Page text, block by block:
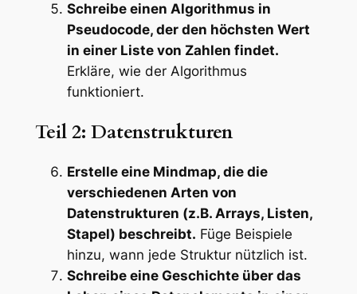
Schreibe einen Algorithmus in
Pseudocode, der den höchsten Wert
in einer Liste von Zahlen findet.
Erkläre, wie der Algorithmus
funktioniert.
Teil 2: Datenstrukturen
Erstelle eine Mindmap, die die
verschiedenen Arten von
Datenstrukturen (z.B. Arrays, Listen,
Stapel) beschreibt. Füge Beispiele
hinzu, wann jede Struktur nützlich ist.
Schreibe eine Geschichte über das